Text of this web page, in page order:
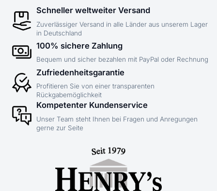
Schneller weltweiter Versand
Zuverlässiger Versand in alle Länder aus unserem Lager
in Deutschland
100% sichere Zahlung
Bequem und sicher bezahlen mit PayPal oder Rechnung
Zufriedenheitsgarantie
Profitieren Sie von einer transparenten
Rückgabemöglichkeit
Kompetenter Kundenservice
Unser Team steht Ihnen bei Fragen und Anregungen
gerne zur Seite